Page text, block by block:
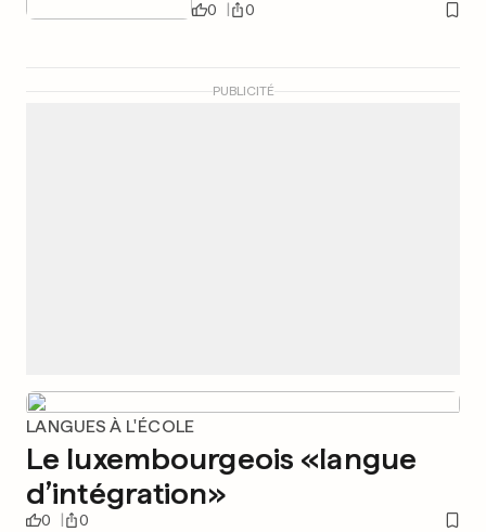
0 0
PUBLICITÉ
LANGUES À L'ÉCOLE
Le luxembourgeois «langue
d’intégration»
0 0